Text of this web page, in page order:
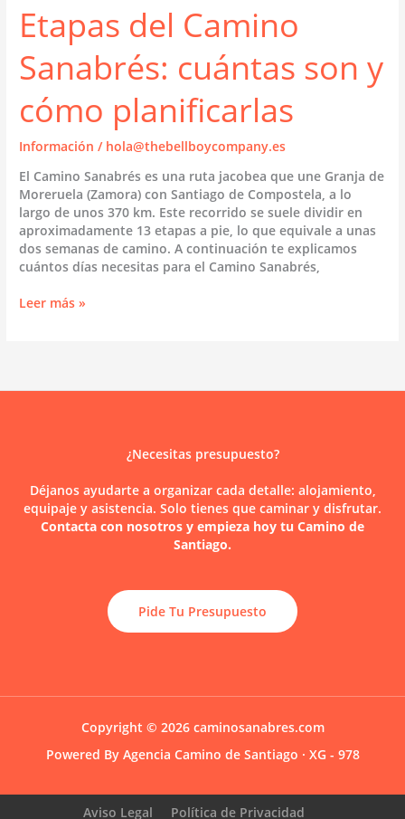
Etapas del Camino
Sanabrés: cuántas son y
cómo planificarlas
Información / hola@thebellboycompany.es
El Camino Sanabrés es una ruta jacobea que une Granja de
Moreruela (Zamora) con Santiago de Compostela, a lo
largo de unos 370 km. Este recorrido se suele dividir en
aproximadamente 13 etapas a pie, lo que equivale a unas
dos semanas de camino. A continuación te explicamos
cuántos días necesitas para el Camino Sanabrés,
Etapas
son
Leer más »
¿Necesitas presupuesto?
Déjanos ayudarte a organizar cada detalle: alojamiento,
equipaje y asistencia. Solo tienes que caminar y disfrutar.
Contacta con nosotros y empieza hoy tu Camino de
Santiago.
Pide Tu Presupuesto
Copyright © 2026 caminosanabres.com
Powered By Agencia Camino de Santiago · XG - 978
Aviso Legal Política de Privacidad